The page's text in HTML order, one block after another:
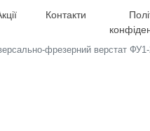
Контакти
фрезерний верстат